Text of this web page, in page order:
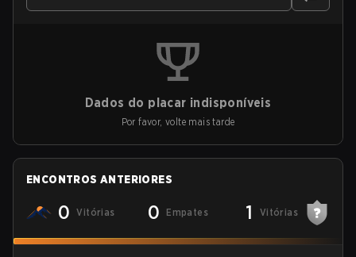
Dados do placar indisponíveis
Por favor, volte mais tarde
ENCONTROS ANTERIORES
0 Vitórias 0 Empates 1 Vitórias